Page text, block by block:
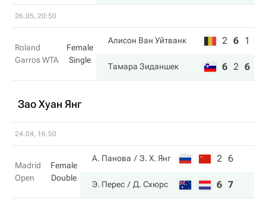
26.05, 20:50
Roland
Garros WTA
Female
Single
Алисон Ван Уйтванк 2 6 1
Тамара Зиданшек 6 2 6
Зао Хуан Янг
24.04, 16:50
Madrid
Open
Female
Double
А. Панова З. Х. Янг 2 6
Э. Перес Д. Схюрс 6 7